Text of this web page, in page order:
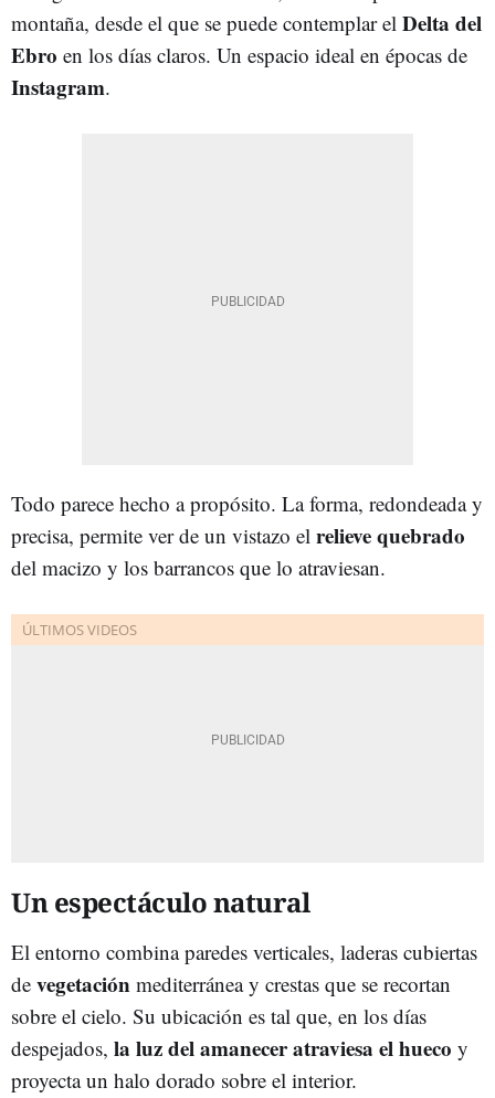
montaña, desde el que se puede contemplar el Delta del
Ebro en los días claros. Un espacio ideal en épocas de
Instagram.
Todo parece hecho a propósito. La forma, redondeada y
precisa, permite ver de un vistazo el relieve quebrado
del macizo y los barrancos que lo atraviesan.
Un espectáculo natural
El entorno combina paredes verticales, laderas cubiertas
de vegetación mediterránea y crestas que se recortan
sobre el cielo. Su ubicación es tal que, en los días
despejados, la luz del amanecer atraviesa el hueco y
proyecta un halo dorado sobre el interior.